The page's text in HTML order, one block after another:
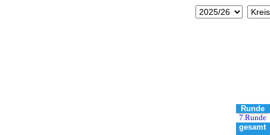
Runde
7.Runde
gesamt